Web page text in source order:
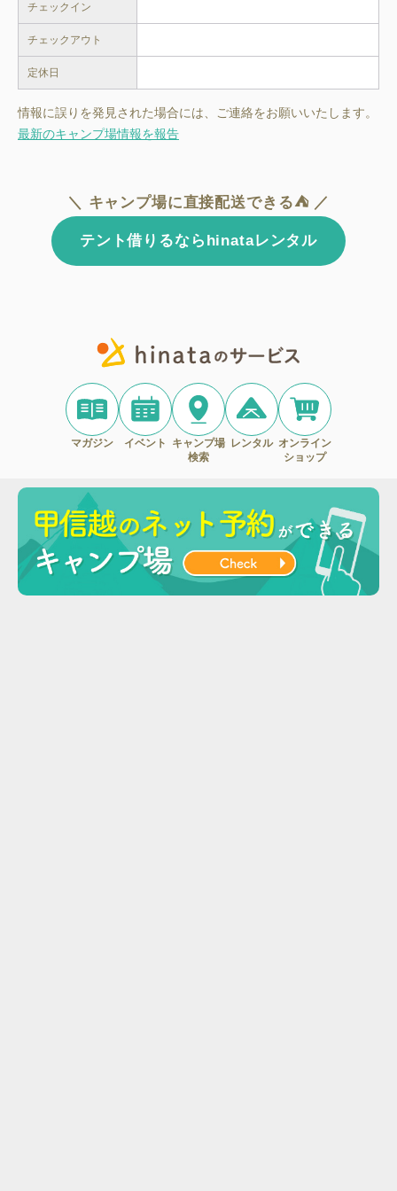
チェックイン
チェックアウト
定休日
情報に誤りを発見された場合には、ご連絡をお願いいたします。
最新のキャンプ場情報を報告
＼ キャンプ場に直接配送できる⛺ ／
テント借りるならhinataレンタル
マガジン イベント
キャンプ場
検索
レンタル オンライン
ショップ